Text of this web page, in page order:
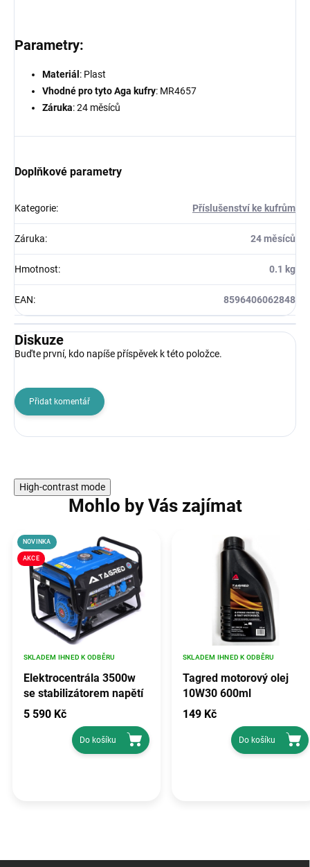
Parametry:
Materiál : Plast
Vhodné pro tyto Aga kufry: MR4657
Záruka: 24 měsíců
Doplňkové parametry
Kategorie: Příslušenství ke kufrům
Záruka: 24 měsíců
Hmotnost: 0.1 kg
EAN: 8596406062848
Diskuze
Buďte první, kdo napíše příspěvek k této položce.
Přidat komentář
High-contrast mode
Mohlo by Vás zajímat
AKCE
NOVINKA
Elektrocentrála 3500w
se stabilizátorem napětí
avr, TAGRED TA3500GHX
SKLADEM IHNED K ODBĚRU
5 590 Kč
Do košíku
Tagred motorový olej
10W30 600ml
SKLADEM IHNED K ODBĚRU
149 Kč
Do košíku